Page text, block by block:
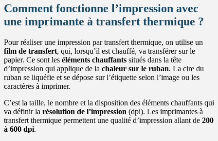
Comment fonctionne l’impression avec
une imprimante à transfert thermique ?
Pour réaliser une impression par transfert thermique, on utilise un
film de transfert, qui, lorsqu’il est chauffé, va transférer sur le
papier. Ce sont les éléments chauffants situés dans la tête
d’impression qui applique de la chaleur sur le ruban. La cire du
ruban se liquéfie et se dépose sur l’étiquette selon l’image ou les
caractères à imprimer.
C’est la taille, le nombre et la disposition des éléments chauffants qui
va définir la résolution de l’impression (dpi). Les imprimantes à
transfert thermique permettent une qualité d’impression allant de 200
à 600 dpi.